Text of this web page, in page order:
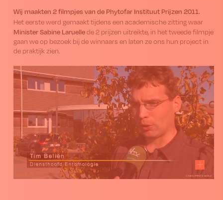
Wij maakten 2 filmpjes van de Phytofar Instituut Prijzen 2011.
Het eerste werd gemaakt tijdens een academische zitting waar
Minister Sabine Laruellede 2 prijzen uitreikte, in het tweede filmpje
gaan we op bezoek bij de winnaars en laten ze ons hun project in
de praktijk zien.